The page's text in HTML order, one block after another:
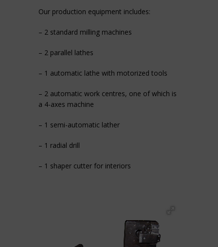
Our production equipment includes:
– 2 standard milling machines
– 2 parallel lathes
– 1 automatic lathe with motorized tools
– 2 automatic work centres, one of which is
a 4-axes machine
– 1 semi-automatic lather
– 1 radial drill
– 1 shaper cutter for interiors